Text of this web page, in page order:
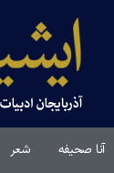
آنا صحیفه شعر